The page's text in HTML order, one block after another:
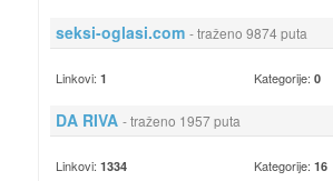
seksi-oglasi.com - traženo 9874 puta
Linkovi: 1 Kategorije:0
DA RIVA - traženo 1957 puta
Linkovi: 1334 Kategorije:16